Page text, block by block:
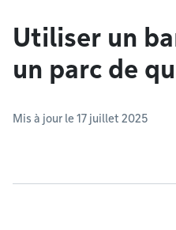
Utiliser un
un parc de
Mis à jour le 17 juillet 2025